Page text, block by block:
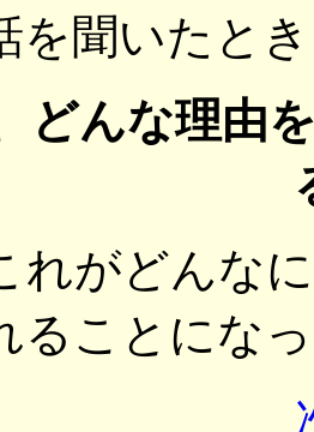
を聞いたと
どんな理由
れがどんな
ることにな